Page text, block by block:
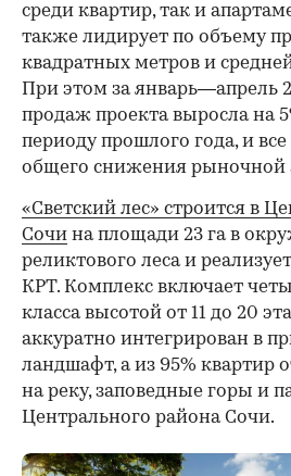
среди квартир, так и
также лидирует по объему
квадратных метров и
При этом за январь—апрель
продаж проекта выросла на
периоду прошлого года, и
общего снижения рыночной
«Светский лес» строится в
Сочи на площади 23 га в
реликтового леса и
КРТ. Комплекс включает
класса высотой от 11 до 20
аккуратно интегрирован в
ландшафт, а из 95% квартир
на реку, заповедные горы и
Центрального района Сочи.